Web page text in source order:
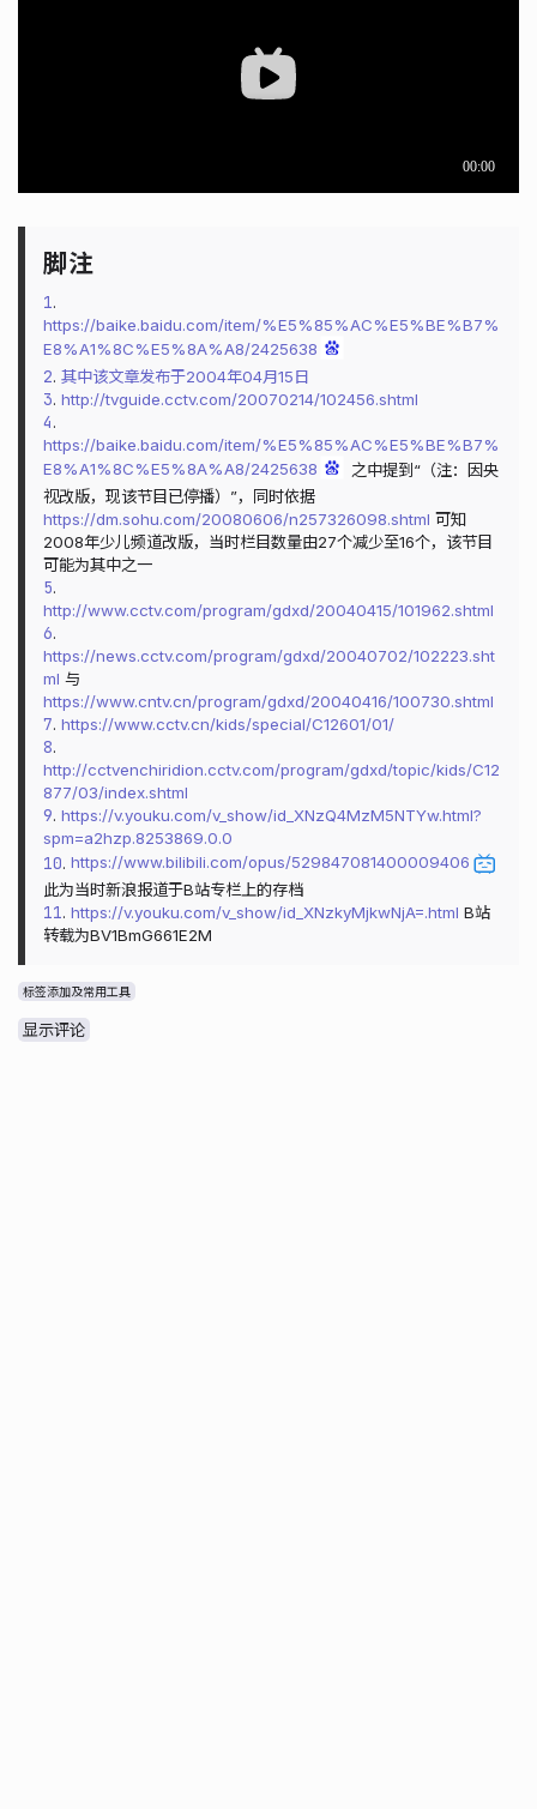
1.
https://baike.baidu.com/item/%E5%85%AC%E5%BE%B7%
E8%A1%8C%E5%8A%A8/2425638
2. 其中该文章发布于2004年04月15日
3. http://tvguide.cctv.com/20070214/102456.shtml
4.
https://baike.baidu.com/item/%E5%85%AC%E5%BE%B7%
E8%A1%8C%E5%8A%A8/2425638
之中提到“（注：因央
视改版，现该节目已停播）”，同时依据
https://dm.sohu.com/20080606/n257326098.shtml 可知
2008年少儿频道改版，当时栏目数量由27个减少至16个，该节目
可能为其中之一
5.
http://www.cctv.com/program/gdxd/20040415/101962.shtml
6.
https://news.cctv.com/program/gdxd/20040702/102223.sht
ml 与
https://www.cntv.cn/program/gdxd/20040416/100730.shtml
7. https://www.cctv.cn/kids/special/C12601/01/
8.
http://cctvenchiridion.cctv.com/program/gdxd/topic/kids/C12
877/03/index.shtml
9. https://v.youku.com/v_show/id_XNzQ4MzM5NTYw.html?
spm=a2hzp.8253869.0.0
10. https://www.bilibili.com/opus/529847081400009406
此为当时新浪报道于B站专栏上的存档
11. https://v.youku.com/v_show/id_XNzkyMjkwNjA=.html B站
转载为BV1BmG661E2M
标签添加及常用工具
显示评论